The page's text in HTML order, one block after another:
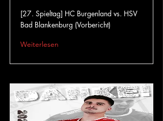
[27. Spieltag] HC Burgenland vs. HSV
Bad Blankenburg (Vorbericht)
Weiterlesen